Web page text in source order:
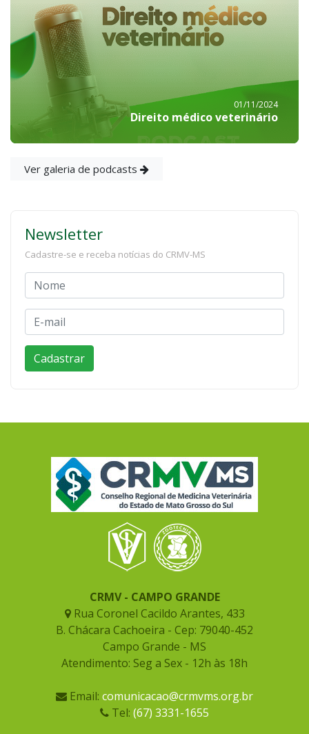
01/11/2024
Direito médico veterinário
Ver galeria de podcasts
Newsletter
Cadastre-se e receba notícias do CRMV-MS
CRMV - CAMPO GRANDE
Rua Coronel Cacildo Arantes, 433
B. Chácara Cachoeira - Cep: 79040-452
Campo Grande - MS
Atendimento: Seg a Sex - 12h às 18h
Email: comunicacao@crmvms.org.br
Tel: (67) 3331-1655